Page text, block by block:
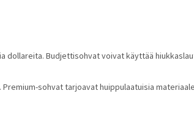
dollareita. Budjettisohvat voivat käyttää
sohvat tarjoavat huippulaatuisia